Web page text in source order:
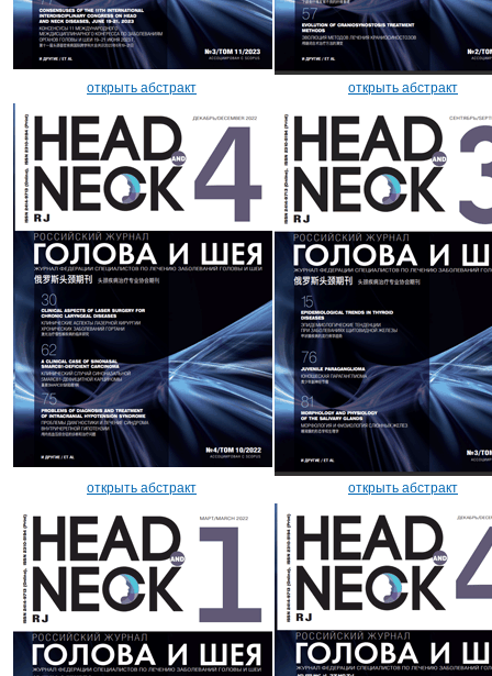
открыть абстракт открыть абстракт
открыть абстракт открыть абстракт